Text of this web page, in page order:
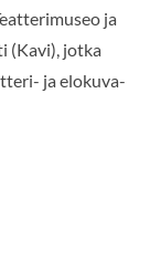
ja
(Kavi), jotka
ja elokuva-